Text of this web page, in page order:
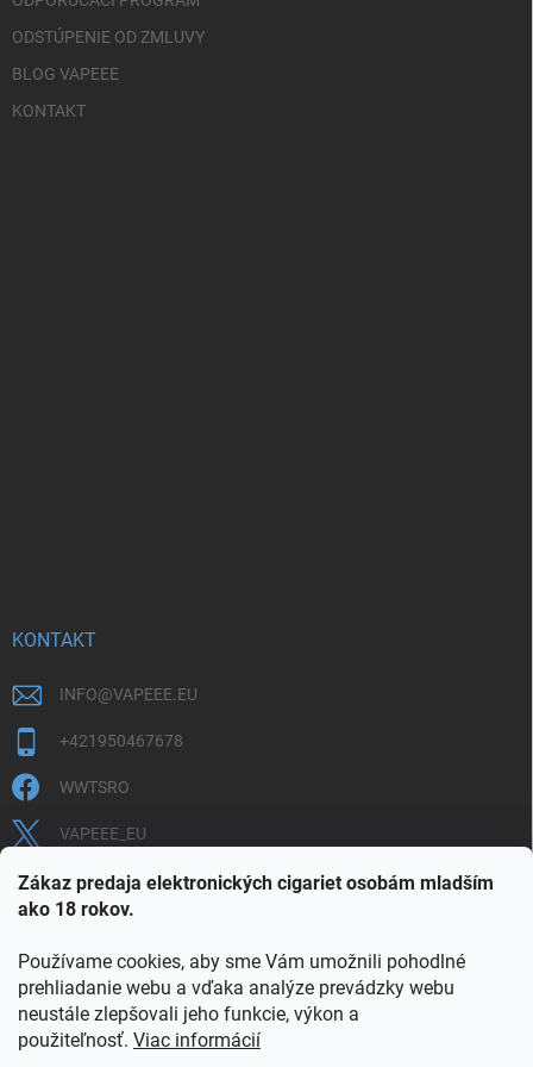
Zákaz predaja elektronických cigariet osobám mladším
ako 18 rokov.
Používame cookies, aby sme Vám umožnili pohodlné
prehliadanie webu a vďaka analýze prevádzky webu
neustále zlepšovali jeho funkcie, výkon a
použiteľnosť. Viac informácií
ODSTÚPENIE OD ZMLUVY
BLOG VAPEEE
KONTAKT
KONTAKT
INFO@VAPEEE.EU
+421950467678
WWTSRO
VAPEEE_EU
VAPEEE.EU
COOKIES OBCHODNÉ PODMIENKY